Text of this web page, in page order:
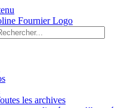
les archives